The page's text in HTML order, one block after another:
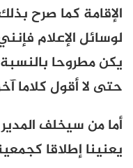
الإقامة كما صرح
لوسائل الإعلام
يكن مطروحا
حتى لا أقول كلاما
أما من سيخلف
يعنينا إطلاقا